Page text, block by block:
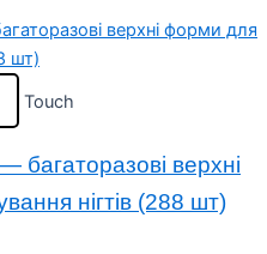
Touch
багаторазові верхні
нігтів (288 шт)